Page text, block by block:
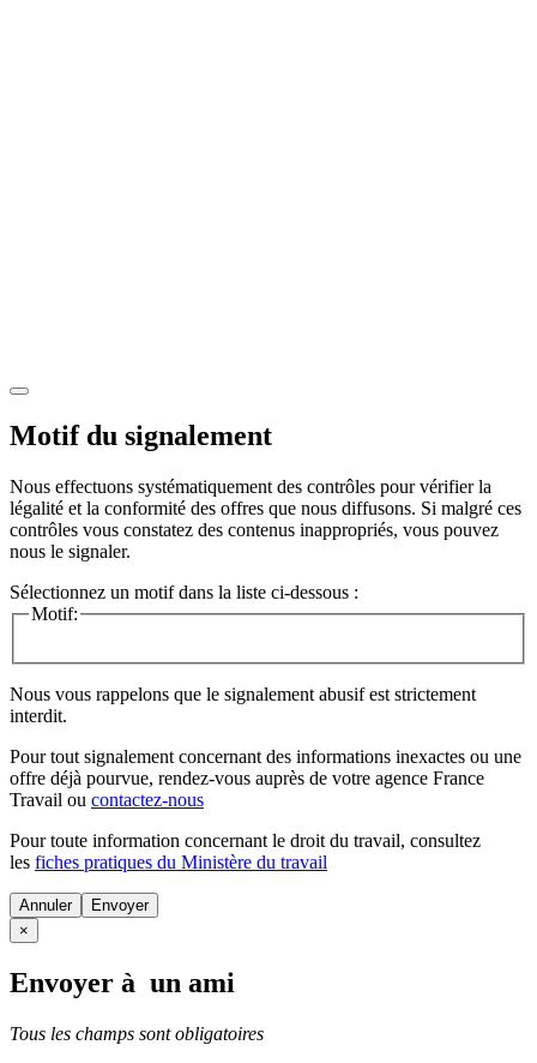
Motif du signalement
Nous effectuons systématiquement des contrôles pour vérifier la
légalité et la conformité des offres que nous diffusons. Si malgré ces
contrôles vous constatez des contenus inappropriés, vous pouvez
nous le signaler.
Sélectionnez un motif dans la liste ci-dessous :
Motif:
Nous vous rappelons que le signalement abusif est strictement
interdit.
Pour tout signalement concernant des informations inexactes ou une
offre déjà pourvue, rendez-vous auprès de votre agence France
Travail ou contactez-nous
Pour toute information concernant le droit du travail, consultez
les fiches pratiques du Ministère du travail
Annuler
×
Envoyer à un ami
Tous les champs sont obligatoires